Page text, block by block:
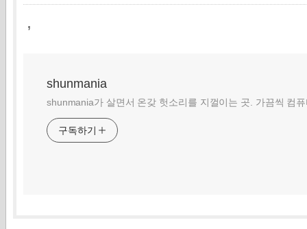
,
shunmania
shunmania가 살면서 온갖 헛소리를 지껄이는 곳. 가끔씩 컴
구독하기